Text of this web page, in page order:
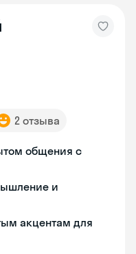
2 отзыва
общения с
и
акцентам для